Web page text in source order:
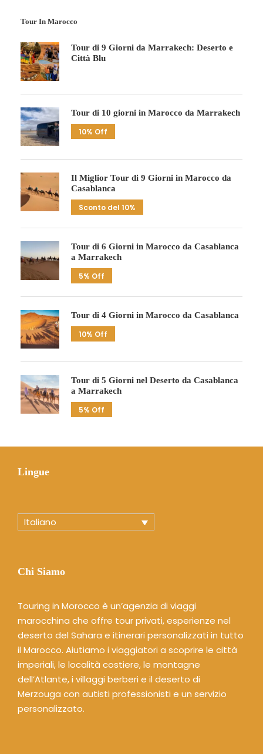
Tour In Marocco
Tour di 9 Giorni da Marrakech: Deserto e
Città Blu
Tour di 10 giorni in Marocco da Marrakech
10% Off
Il Miglior Tour di 9 Giorni in Marocco da
Casablanca
Sconto del 10%
Tour di 6 Giorni in Marocco da Casablanca
a Marrakech
5% Off
Tour di 4 Giorni in Marocco da Casablanca
10% Off
Tour di 5 Giorni nel Deserto da Casablanca
a Marrakech
5% Off
Lingue
Italiano
Chi Siamo
Touring in Morocco è un’agenzia di viaggi
marocchina che offre tour privati, esperienze nel
deserto del Sahara e itinerari personalizzati in tutto
il Marocco. Aiutiamo i viaggiatori a scoprire le città
imperiali, le località costiere, le montagne
dell’Atlante, i villaggi berberi e il deserto di
Merzouga con autisti professionisti e un servizio
personalizzato.